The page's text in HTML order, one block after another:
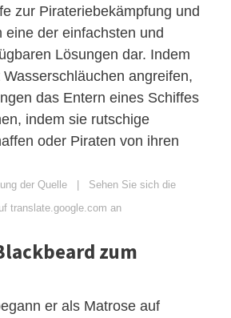
zur Pirateriebekämpfung und
eine der einfachsten und
Lösungen dar. Indem
angreifen,
das Entern eines Schiffes
indem sie rutschige
oder Piraten von ihren
der Quelle | Sehen Sie sich die
translate.google.com an
zum
er als Matrose auf